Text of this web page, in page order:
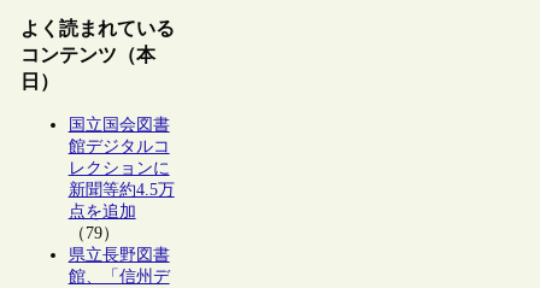
よく読まれている
コンテンツ（本
日）
国立国会図書
館デジタルコ
レクションに
新聞等約4.5万
点を追加
（79）
県立長野図書
館、「信州デ